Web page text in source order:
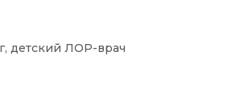
детский ЛОР-врач